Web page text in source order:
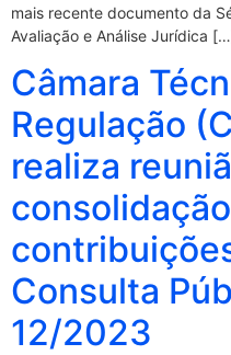
mais recente documento da
Avaliação e Análise Jurídica
Câmara
Regulação
realiza
Consulta
12/2023